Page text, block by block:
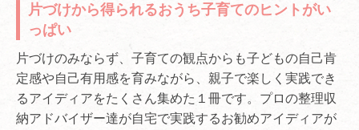
片づけから得られるおうち子育てのヒントがい
っぱい
片づけのみならず、子育ての観点からも子どもの自己肯
定感や自己有用感を育みながら、親子で楽しく実践でき
るアイディアをたくさん集めた１冊です。プロの整理収
納アドバイザー達が自宅で実践するお勧めアイディアが